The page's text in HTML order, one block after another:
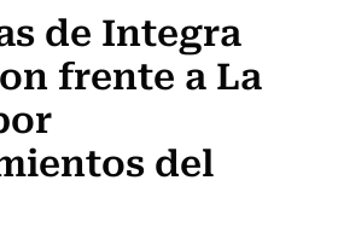
de Integra
frente a La
del